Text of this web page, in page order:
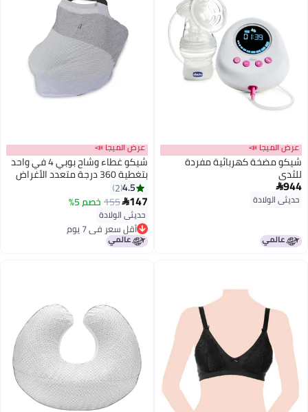
عرض الميجا 📣
شيكو مضخة كهربائية مفردة
للثدي
944
حديثي الولادة
عرض الميجا 📣
شيكو غطاء وشاح بوبي 4 في واحد
بتغطية 360 درجة متعدد الأغراض
بجهةٍ واحدة من قماشٍ شبكي جيد
التهوية بلون بيرل
4.5
2
147
155 خصم 5%
حديثي الولادة
أقل سعر في 7 يوم
أقل سعر في 7 يوم